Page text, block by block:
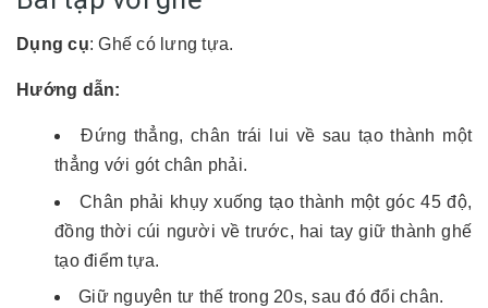
Dụng cụ: Ghế có lưng tựa.
Hướng dẫn:
Đứng thẳng, chân trái lui về sau tạo thành một
thẳng với gót chân phải.
Chân phải khụy xuống tạo thành một góc 45 độ,
đồng thời cúi người về trước, hai tay giữ thành ghế
tạo điểm tựa.
Giữ nguyên tư thế trong 20s, sau đó đổi chân.